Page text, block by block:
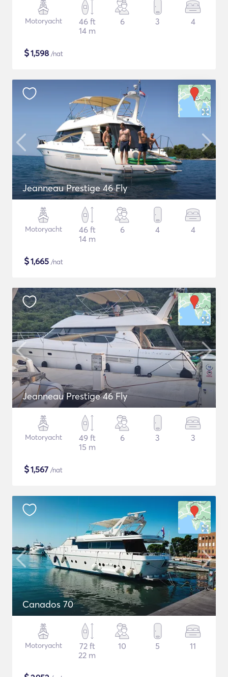
Motoryacht
46 ft
14 m
6 3 4
$1,598 /nat
Jeanneau Prestige 46 Fly
Motoryacht
46 ft
14 m
6 4 4
$1,665 /nat
Jeanneau Prestige 46 Fly
Motoryacht
49 ft
15 m
6 3 3
$1,567 /nat
Canados 70
Motoryacht
72 ft
22 m
10 5 11